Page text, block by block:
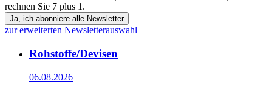
rechnen Sie 7 plus 1.
Ja, ich abonniere alle Newsletter
zur erweiterten Newsletterauswahl
Rohstoffe/Devisen
06.08.2026